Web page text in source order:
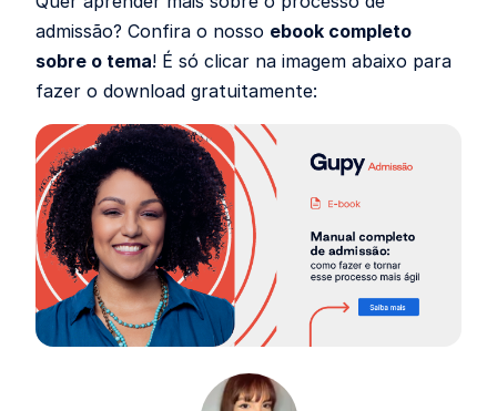
admissão? Confira o nosso ebook completo
sobre o tema! É só clicar na imagem abaixo para
fazer o download gratuitamente: